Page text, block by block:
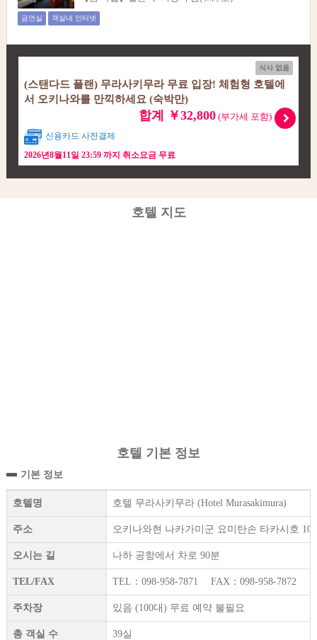
금연실 객실내 인터넷
식사 없음
(스탠다드 플랜) 무라사키무라 무료 입장! 체험형 호텔에
서 오키나와를 만끽하세요 (숙박만)
합계 ￥32,800(부가세 포함)
신용카드 사전결제
2026년8월11일 23:59 까지 취소요금 무료
호텔 지도
호텔 기본 정보
기본 정보
호텔명 호텔 무라사키무라 (Hotel Murasakimura)
주소 오키나와현 나카가미군 요미탄손 타카시호
오시는 길 나하 공항에서 차로 90분
TEL/FAX TEL：098-958-7871 FAX：098-958-7872
주차장 있음 (100대) 무료 예약 불필요
총 객실 수 39실